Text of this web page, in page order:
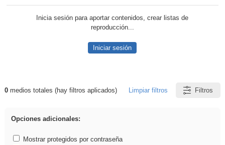
Inicia sesión para aportar contenidos, crear listas de
reproducción...
Iniciar sesión
Resultados de: ritmo
0medios totales (hay filtros aplicados) Limpiar filtros Filtros
Opciones adicionales:
Mostrar protegidos por contraseña